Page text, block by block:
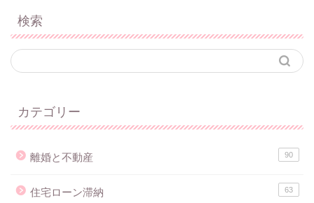
検索
カテゴリー
離婚と不動産 90
住宅ローン滞納 63